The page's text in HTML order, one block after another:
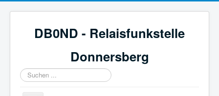
DB0ND - Relaisfunkstelle
Donnersberg
Suchen
...